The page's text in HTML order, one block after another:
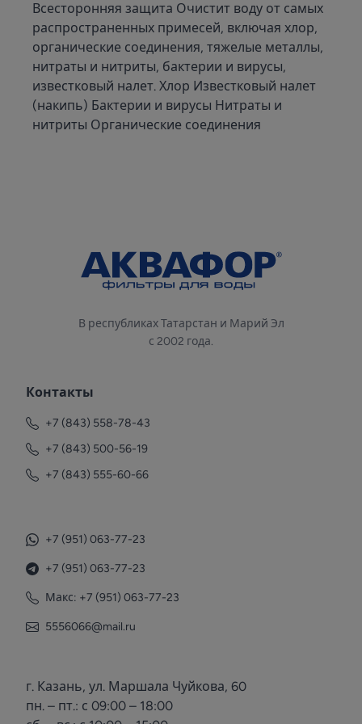
Всесторонняя защита Очистит воду от самых
распространенных примесей, включая хлор,
органические соединения, тяжелые металлы,
нитраты и нитриты, бактерии и вирусы,
известковый налет. Хлор Известковый налет
(накипь) Бактерии и вирусы Нитраты и
нитриты Органические соединения
В республиках Татарстан и Марий Эл
с 2002 года.
Контакты
+7 (843) 558-78-43
+7 (843) 500-56-19
+7 (843) 555-60-66
+7 (951) 063-77-23
+7 (951) 063-77-23
Макс: +7 (951) 063-77-23
5556066@mail.ru
г. Казань, ул. Маршала Чуйкова, 60
пн. – пт.: с 09:00 – 18:00